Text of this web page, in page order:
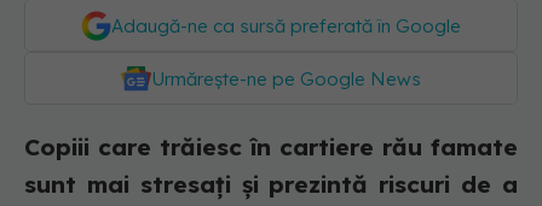
Adaugă-ne ca sursă preferată în Google
Urmărește-ne pe Google News
Copiii care trăiesc în cartiere rău famate
sunt mai stresați și prezintă riscuri de a